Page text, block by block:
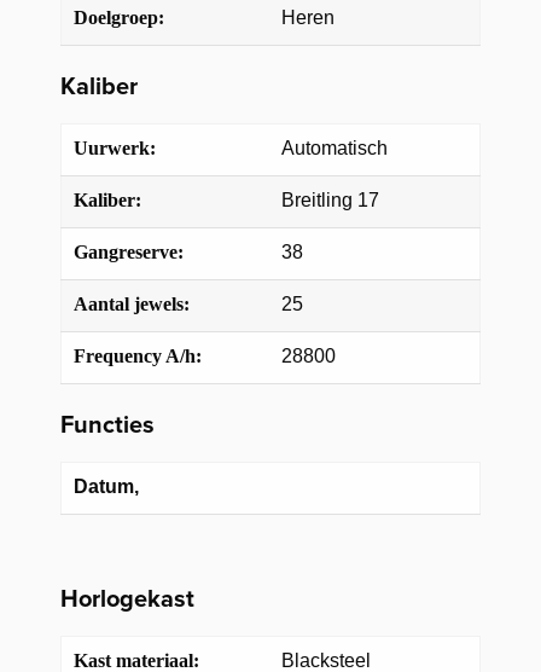
Doelgroep: Heren
Kaliber
Uurwerk: Automatisch
Kaliber: Breitling 17
Gangreserve: 38
Aantal jewels: 25
Frequency A/h: 28800
Functies
Datum,
Horlogekast
Kast materiaal: Blacksteel